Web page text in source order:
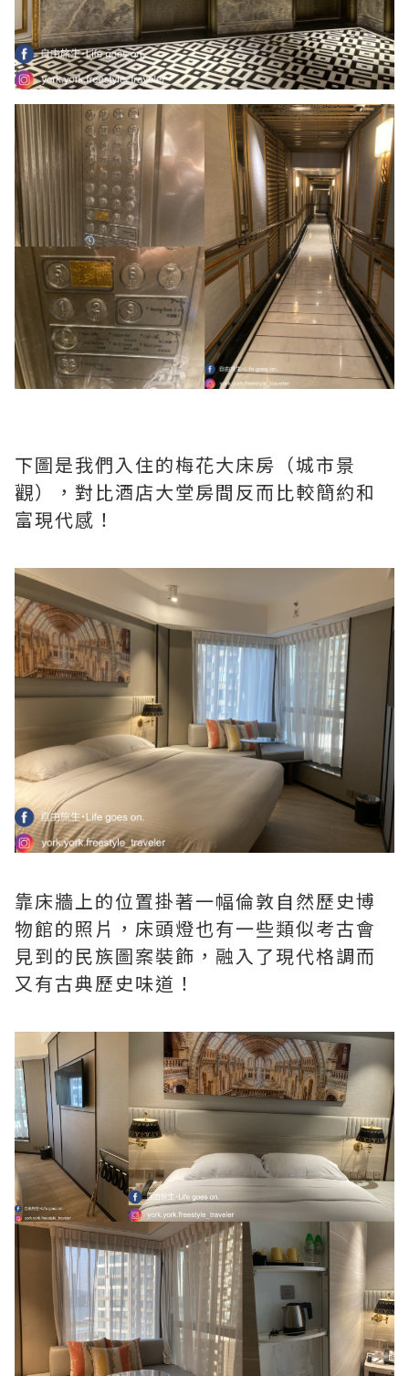
下圖是我們入住的梅花大床房（城市景
觀），對比酒店大堂房間反而比較簡約和
富現代感！
靠床牆上的位置掛著一幅倫敦自然歷史博
物館的照片，床頭燈也有一些類似考古會
見到的民族圖案裝飾，融入了現代格調而
又有古典歷史味道！